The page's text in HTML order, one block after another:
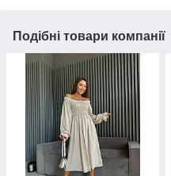
Подібні товари компанії